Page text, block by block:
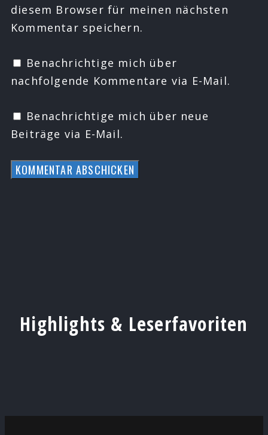
diesem Browser für meinen nächsten
Kommentar speichern.
Benachrichtige mich über
nachfolgende Kommentare via E-Mail.
Benachrichtige mich über neue
Beiträge via E-Mail.
Highlights & Leserfavoriten